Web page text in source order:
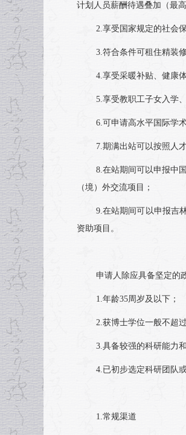
计划人员薪酬待遇叠加（最高
2.享受国家规定的社会
3.符合条件可租住精装
4.享受采暖补贴、健康体
5.享受教职工子女入学
6.可申请高水平国际学
7.期满出站可以按照人
8.在站期间可以申报中
（境）外交流项目；
9.在站期间可以申报吉
资助项目。
申请人除应具备坚定的
1.年龄35周岁及以下；
2.获博士学位一般不超
3.具备较强的科研能力
4.已初步选定科研团队
1.常规渠道